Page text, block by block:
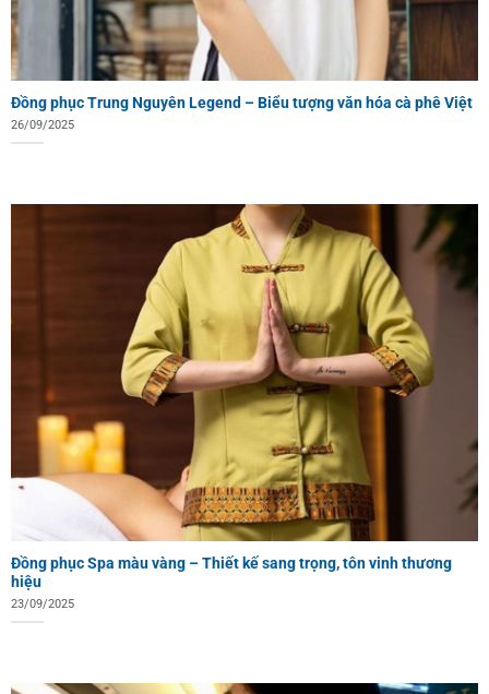
Đồng phục Trung Nguyên Legend – Biểu tượng văn hóa cà phê Việt
26/09/2025
Đồng phục Spa màu vàng – Thiết kế sang trọng, tôn vinh thương
hiệu
23/09/2025